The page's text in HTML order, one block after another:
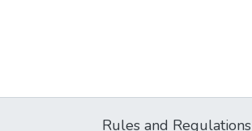
Rules and Regulations